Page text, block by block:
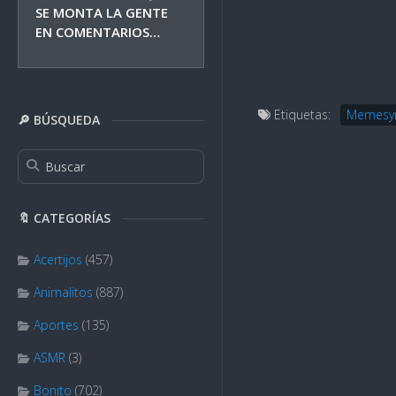
SE MONTA LA GENTE
EN COMENTARIOS…
🔎 BÚSQUEDA
🔖 CATEGORÍAS
Acertijos (457)
Animalitos (887)
Aportes (135)
ASMR (3)
Bonito (702)
Etiquetas: